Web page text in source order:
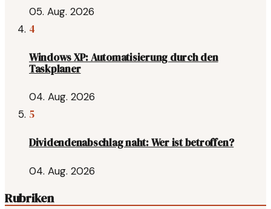
05. Aug. 2026
4
Windows XP: Automatisierung durch den
Taskplaner
04. Aug. 2026
5
Dividendenabschlag naht: Wer ist betroffen?
04. Aug. 2026
Rubriken